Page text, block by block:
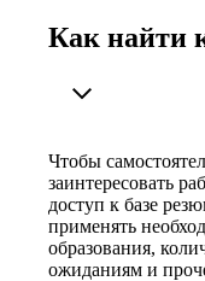
Как найти
Чтобы
заинтересовать
доступ к базе
применять
образования,
ожиданиям и